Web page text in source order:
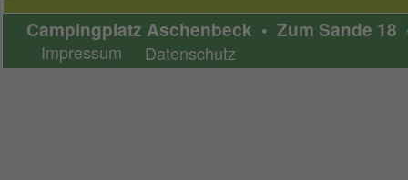
Campingplatz Aschenbeck • Zum Sande
Impressum Datenschutz